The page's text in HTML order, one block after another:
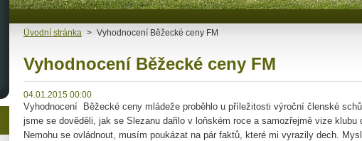
Üvodní stránka > Vyhodnocení Běžecké ceny FM
Vyhodnocení Běžecké ceny FM
04.01.2015 00:00
Vyhodnocení Běžecké ceny mládeže proběhlo u příležitosti výroční členské
jsme se dověděli, jak se Slezanu dařilo v loňském roce a samozřejmě vize klubu
Nemohu se ovládnout, musím poukázat na pár faktů, které mi vyrazily dech.